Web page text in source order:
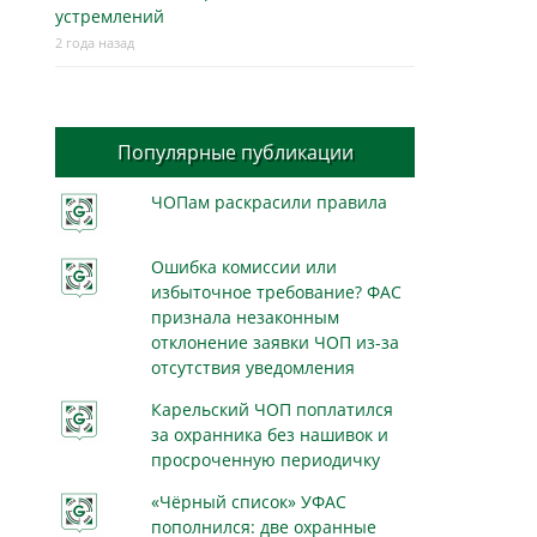
устремлений
2 года назад
Популярные публикации
ЧОПам раскрасили правила
Ошибка комиссии или
избыточное требование? ФАС
признала незаконным
отклонение заявки ЧОП из-за
отсутствия уведомления
Карельский ЧОП поплатился
за охранника без нашивок и
просроченную периодичку
«Чёрный список» УФАС
пополнился: две охранные